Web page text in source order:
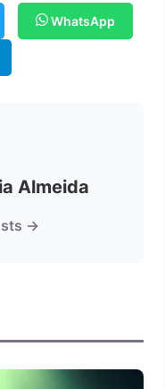
WhatsApp
Almeida
→